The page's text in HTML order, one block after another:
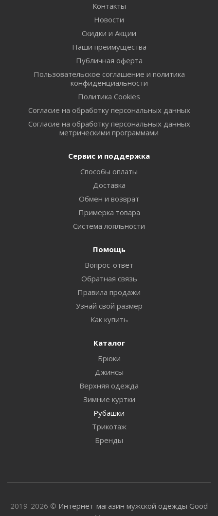
Контакты
Новости
Скидки и Акции
Наши преимущества
Публичная оферта
Пользовательское соглашение и политика
конфиденциальности
Политика Cookies
Согласие на обработку персональных данных
Согласие на обработку персональных данных
метрическими программами
Сервис и поддержка
Способы оплаты
Доставка
Обмен и возврат
Примерка товара
Система лояльности
Помощь
Вопрос-ответ
Обратная связь
Правила продажи
Узнай свой размер
Как купить
Каталог
Брюки
Джинсы
Верхняя одежда
Зимние куртки
Рубашки
Трикотаж
Бренды
2019-2026 © Интернет-магазин мужской одежды Good